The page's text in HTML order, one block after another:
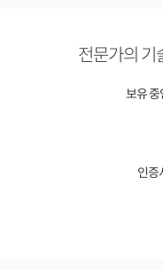
전문가의 기
보유 중
인증